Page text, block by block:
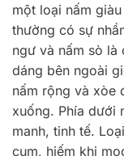
một loại nấm
thường có sự
ngư và nấm sò là
dáng bên ngoài
nấm rộng và xòe
xuống. Phía dưới
manh, tinh tế.
cụm, hiếm khi